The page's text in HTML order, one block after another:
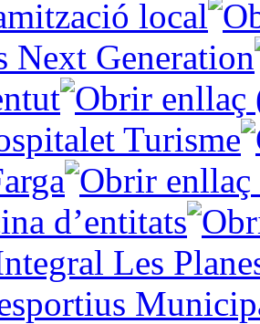
local
Next Generation
Turisme
d’entitats
Les